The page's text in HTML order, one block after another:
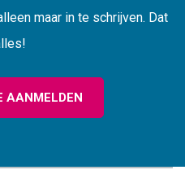
maar in te schrijven. Dat
AANMELDEN